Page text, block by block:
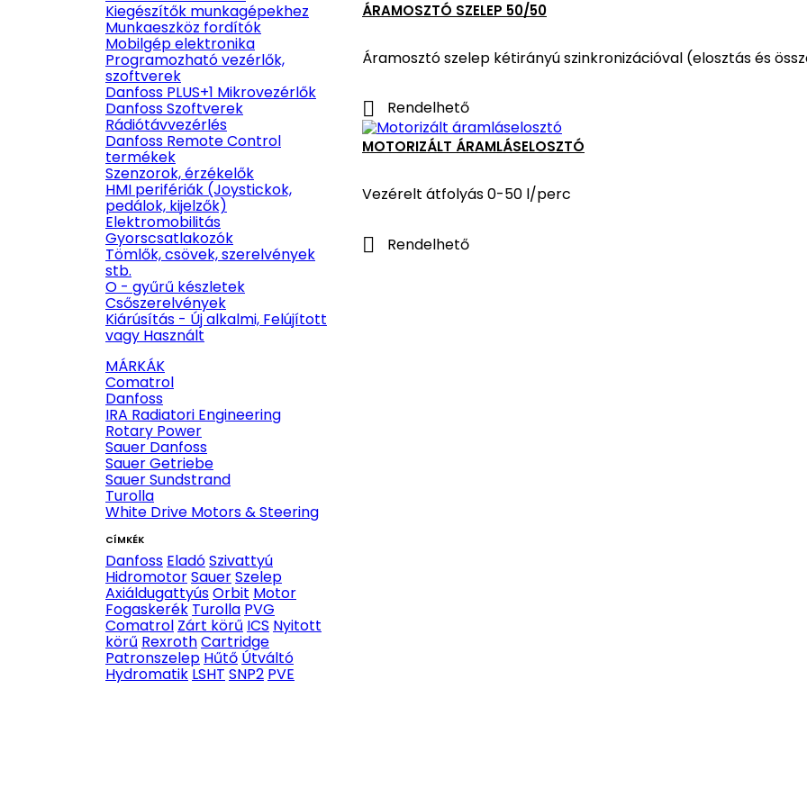
Kiegészítők munkagépekhez
Munkaeszköz fordítók
Mobilgép elektronika
Programozható vezérlők,
szoftverek
Danfoss PLUS+1 Mikrovezérlők
Danfoss Szoftverek
Rádiótávvezérlés
Danfoss Remote Control
termékek
Szenzorok, érzékelők
HMI perifériák (Joystickok,
pedálok, kijelzők)
Elektromobilitás
Gyorscsatlakozók
Tömlők, csövek, szerelvények
stb.
O - gyűrű készletek
Csőszerelvények
Kiárúsítás - Új alkalmi, Felújított
vagy Használt
MÁRKÁK
Comatrol
Danfoss
IRA Radiatori Engineering
Rotary Power
Sauer Danfoss
Sauer Getriebe
Sauer Sundstrand
Turolla
White Drive Motors & Steering
CÍMKÉK
Danfoss EladóSzivattyú
HidromotorSauerSzelep
AxiáldugattyúsOrbit Motor
Fogaskerék Turolla PVG
Comatrol Zárt körű ICS Nyitott
körű RexrothCartridge
Patronszelep Hűtő Útváltó
Hydromatik LSHT SNP2 PVE
ÁRAMOSZTÓ SZELEP 50/50
Áramosztó szelep kétirányú szinkronizációval (elosztás és
 Rendelhető
MOTORIZÁLT ÁRAMLÁSELOSZTÓ
Vezérelt átfolyás 0-50 l/perc
 Rendelhető